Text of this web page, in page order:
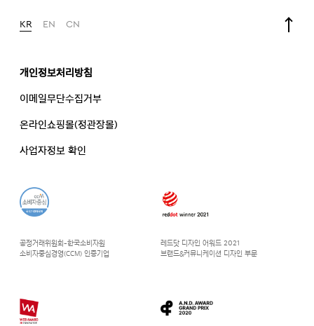
KR EN CN
공정거래위원회-한국소비자원
소비자중심경영(CCM) 인증기업
레드닷 디자인 어워드 2021
브랜드&커뮤니케이션 디자인 부문
개인정보처리방침
이메일무단수집거부
온라인쇼핑몰(정관장몰)
사업자정보 확인